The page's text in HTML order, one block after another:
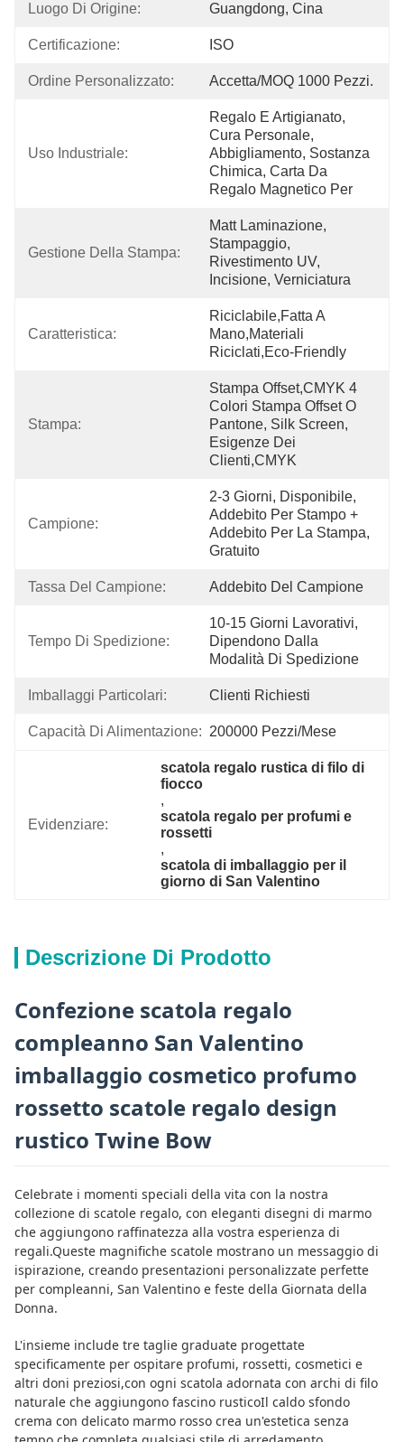
Luogo Di Origine: Guangdong, Cina
Certificazione: ISO
Ordine Personalizzato: Accetta/MOQ 1000 Pezzi.
Uso Industriale:
Regalo E Artigianato,
Cura Personale,
Abbigliamento, Sostanza
Chimica, Carta Da
Regalo Magnetico Per
Gestione Della Stampa:
Matt Laminazione,
Stampaggio,
Rivestimento UV,
Incisione, Verniciatura
Caratteristica:
Riciclabile,fatta A
Mano,materiali
Riciclati,eco-Friendly
Stampa:
Stampa Offset,CMYK 4
Colori Stampa Offset O
Pantone, Silk Screen,
Esigenze Dei
Clienti,CMYK
Campione:
2-3 Giorni, Disponibile,
Addebito Per Stampo +
Addebito Per La Stampa,
Gratuito
Tassa Del Campione: Addebito Del Campione
Tempo Di Spedizione:
10-15 Giorni Lavorativi,
Dipendono Dalla
Modalità Di Spedizione
Imballaggi Particolari: Clienti Richiesti
Capacità Di Alimentazione: 200000 Pezzi/mese
Evidenziare:
scatola regalo rustica di filo di
fiocco
,
scatola regalo per profumi e
rossetti
,
scatola di imballaggio per il
giorno di San Valentino
Descrizione Di Prodotto
Confezione scatola regalo
compleanno San Valentino
imballaggio cosmetico profumo
rossetto scatole regalo design
rustico Twine Bow
Celebrate i momenti speciali della vita con la nostra
collezione di scatole regalo, con eleganti disegni di marmo
che aggiungono raffinatezza alla vostra esperienza di
regali.Queste magnifiche scatole mostrano un messaggio di
ispirazione, creando presentazioni personalizzate perfette
per compleanni, San Valentino e feste della Giornata della
Donna.
L'insieme include tre taglie graduate progettate
specificamente per ospitare profumi, rossetti, cosmetici e
altri doni preziosi,con ogni scatola adornata con archi di filo
naturale che aggiungono fascino rusticoIl caldo sfondo
crema con delicato marmo rosso crea un'estetica senza